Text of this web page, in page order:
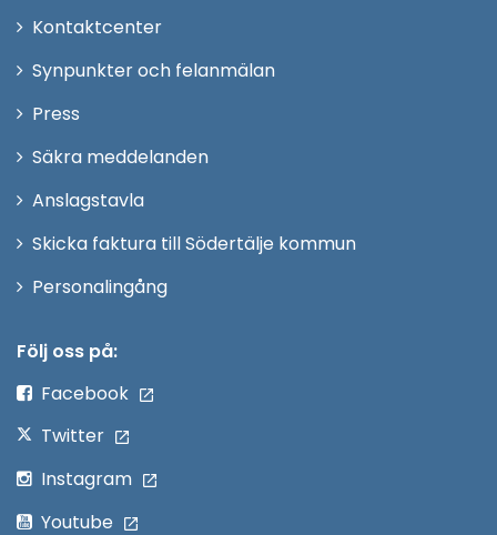
KontaktcenterÖppna
Synpunkter och felanmälan
Press
fönster
Säkra meddelanden
Anslagstavla
Skicka faktura till Södertälje kommun
PersonalingångÖppna
Följ oss på:
Facebook
Twitter
Instagram
Youtube